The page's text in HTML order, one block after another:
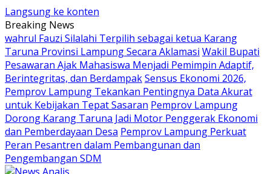
Langsung ke konten
Breaking News
wahrul Fauzi Silalahi Terpilih sebagai ketua Karang
Taruna Provinsi Lampung Secara Aklamasi Wakil Bupati
Pesawaran Ajak Mahasiswa Menjadi Pemimpin Adaptif,
Berintegritas, dan BerdampakSensus Ekonomi 2026,
Pemprov Lampung Tekankan Pentingnya Data Akurat
untuk Kebijakan Tepat Sasaran Pemprov Lampung
Dorong Karang Taruna Jadi Motor Penggerak Ekonomi
dan Pemberdayaan Desa Pemprov Lampung Perkuat
Peran Pesantren dalam Pembangunan dan
Pengembangan SDM